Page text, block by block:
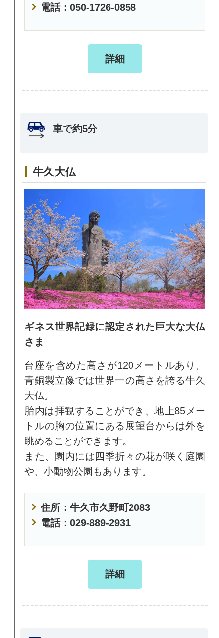
電話：050-1726-0858
詳細
車で約5分
牛久大仏
ギネス世界記録に認定された巨大な大仏
さま
台座を含めた高さが120メートルあり、
青銅製立像では世界一の高さを誇る牛久
大仏。
胎内は拝観することができ、地上85メー
トルの胸の位置にある展望台からは外を
眺めることができます。
また、園内には四季折々の花が咲く庭園
や、小動物公園もあります。
住所：牛久市久野町2083
電話：029-889-2931
詳細